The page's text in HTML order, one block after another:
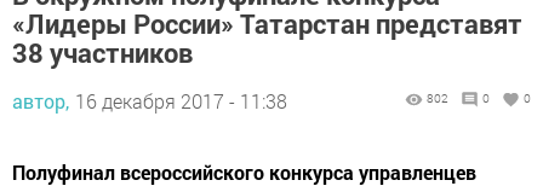
«Лидеры России» Татарстан представят
38 участников
автор, 16 декабря 2017 - 11:38 802 0 0
Полуфинал всероссийского конкурса управленцев